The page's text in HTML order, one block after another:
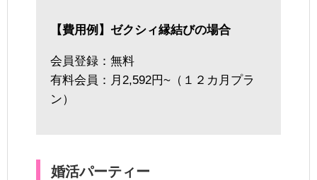
【費用例】ゼクシィ縁結びの場合
会員登録：無料
有料会員：月2,592円~（１２カ月プラ
ン）
婚活パーティー